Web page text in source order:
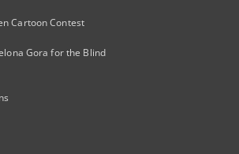
Cartoon Contest
Gora for the Blind